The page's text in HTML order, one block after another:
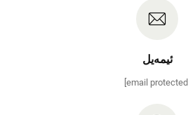
ئیمەیل
[email protected]